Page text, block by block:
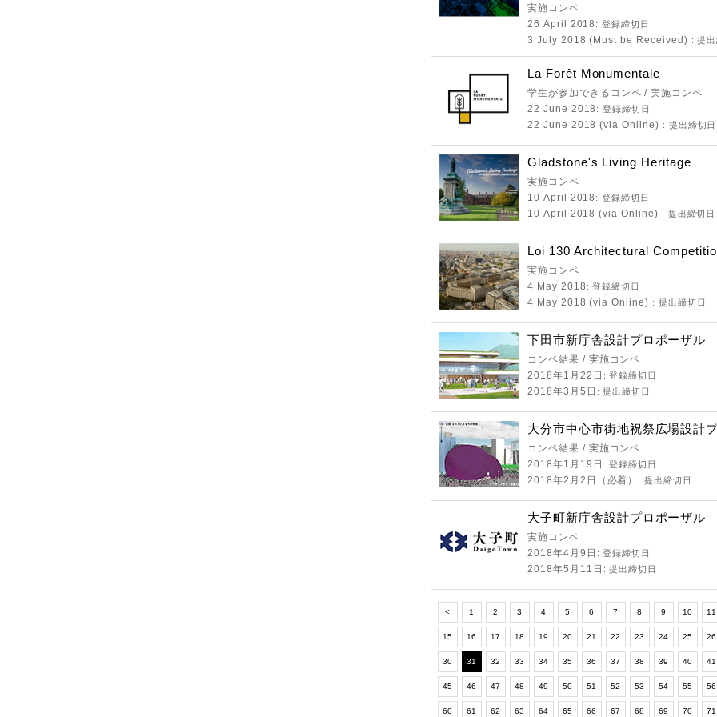
実施コンペ
26 April 2018 : 登録締切日
3 July 2018 (Must be Received) : 提
La Forêt Monumentale
学生が参加できるコンペ / 実施コンペ
22 June 2018 : 登録締切日
22 June 2018 (via Online) : 提出締切日
Gladstone's Living Heritage
実施コンペ
10 April 2018 : 登録締切日
10 April 2018 (via Online) : 提出締切日
Loi 130 Architectural
実施コンペ
4 May 2018 : 登録締切日
4 May 2018 (via Online) : 提出締切日
下田市新庁舎設計プロポーザル
コンペ結果 / 実施コンペ
2018年1⽉22⽇ : 登録締切日
2018年3月5日 : 提出締切日
大分市中心市街地祝祭広場設計
コンペ結果 / 実施コンペ
2018年1⽉19⽇ : 登録締切日
2018年2月2日（必着） : 提出締切日
大子町新庁舎設計プロポーザル
実施コンペ
2018年4月9日 : 登録締切日
2018年5月11日 : 提出締切日
< 1 2 3 4 5 6 7 8 9 10 11
15 16 17 18 19 20 21 22 23 24 25 26
30 31 32 33 34 35 36 37 38 39 40 41
45 46 47 48 49 50 51 52 53 54 55 56
60 61 62 63 64 65 66 67 68 69 70 71